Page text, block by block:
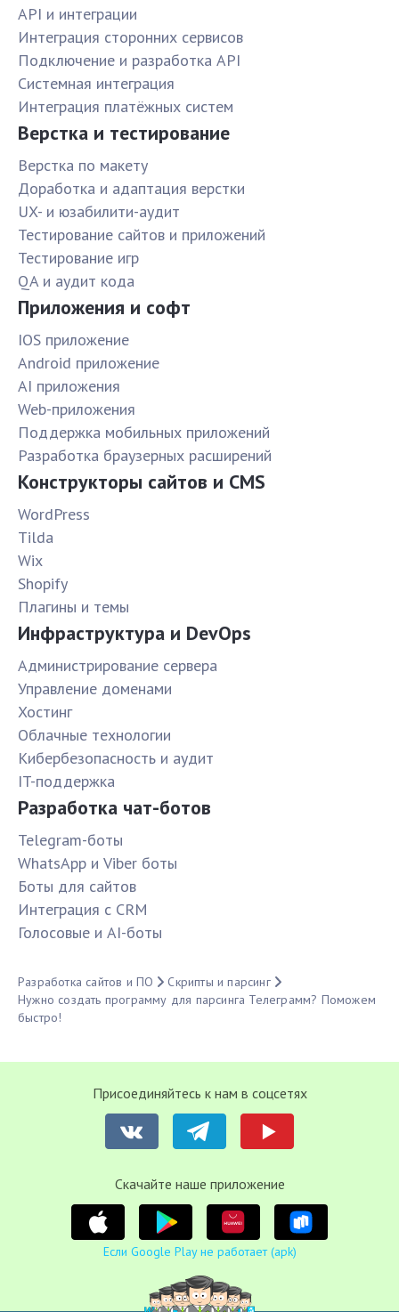
API и интеграции
Интеграция сторонних сервисов
Подключение и разработка API
Системная интеграция
Интеграция платёжных систем
Верстка и тестирование
Верстка по макету
Доработка и адаптация верстки
UX- и юзабилити-аудит
Тестирование сайтов и приложений
Тестирование игр
QA и аудит кода
Приложения и софт
IOS приложение
Android приложение
AI приложения
Web-приложения
Поддержка мобильных приложений
Разработка браузерных расширений
Конструкторы сайтов и CMS
WordPress
Tilda
Wix
Shopify
Плагины и темы
Инфраструктура и DevOps
Администрирование сервера
Управление доменами
Хостинг
Облачные технологии
Кибербезопасность и аудит
IT-поддержка
Разработка чат-ботов
Telegram-боты
WhatsApp и Viber боты
Боты для сайтов
Интеграция с CRM
Голосовые и AI-боты
Разработка сайтов и ПО
Скрипты и парсинг
Нужно создать программу для парсинга Телеграмм? Поможем
быстро!
Присоединяйтесь к нам в соцсетях
Cкачайте наше приложение
Если Google Play не работает (apk)